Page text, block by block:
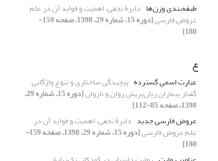
طبقه‌بندی وزن‌ها دایرۀ نجفی، اهمیت و فواید آن در علم
عروض فارسی
[دوره 15، شماره 29، 1398، صفحه 159-
180]
ع
عبارتِ اسمیِ گسترده پیچیدگی ساختاری و تنوع واژگانیِ
گفتار بیماران زبان‌پریشِ روان و ناروان
[دوره 15، شماره 29،
1398، صفحه 85-112]
عروض فارسی جدید دایرۀ نجفی، اهمیت و فواید آن در
علم عروض فارسی
[دوره 15، شماره 29، 1398، صفحه 159-
180]